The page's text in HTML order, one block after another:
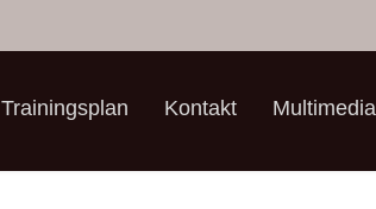
Trainingsplan Kontakt Multimedia